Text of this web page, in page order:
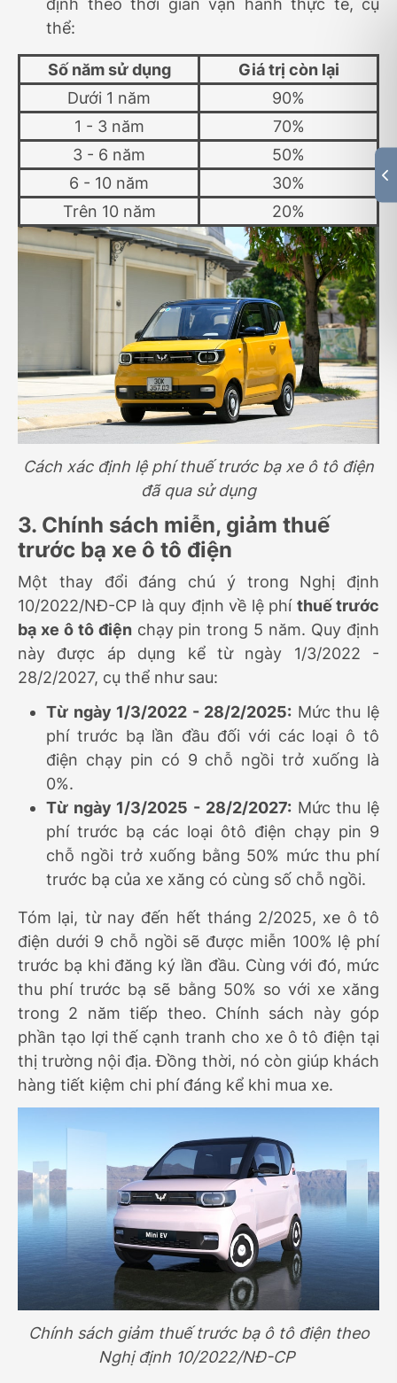
định theo thời gian vận hành thực tế, cụ
thể:
Số năm sử dụng
Giá trị còn lại
Dưới 1 năm
90%
1 - 3 năm
70%
3 - 6 năm
50%
6 - 10 năm
30%
Trên 10 năm
20%
Cách xác định lệ phí thuế trước bạ xe ô tô điện
đã qua sử dụng
3. Chính sách miễn, giảm thuế
trước bạ xe ô tô điện
Một thay đổi đáng chú ý trong Nghị định
10/2022/NĐ-CP là quy định về lệ phí thuế trước
bạ xe ô tô điệnchạy pin trong 5 năm. Quy định
này được áp dụng kể từ ngày 1/3/2022 -
28/2/2027, cụ thể như sau:
Từ ngày 1/3/2022 - 28/2/2025: Mức thu lệ
phí trước bạ lần đầu đối với các loại ô tô
điện chạy pin có 9 chỗ ngồi trở xuống là
0%.
Từ ngày 1/3/2025 - 28/2/2027:Mức thu lệ
phí trước bạ các loại ôtô điện chạy pin 9
chỗ ngồi trở xuống bằng 50% mức thu phí
trước bạ của xe xăng có cùng số chỗ ngồi.
Tóm lại, từ nay đến hết tháng 2/2025, xe ô tô
điện dưới 9 chỗ ngồi sẽ được miễn 100% lệ phí
trước bạ khi đăng ký lần đầu. Cùng với đó, mức
thu phí trước bạ sẽ bằng 50% so với xe xăng
trong 2 năm tiếp theo. Chính sách này góp
phần tạo lợi thế cạnh tranh cho xe ô tô điện tại
thị trường nội địa. Đồng thời, nó còn giúp khách
hàng tiết kiệm chi phí đáng kể khi mua xe.
Chính sách giảm thuế trước bạ ô tô điện theo
Nghị định 10/2022/NĐ-CP